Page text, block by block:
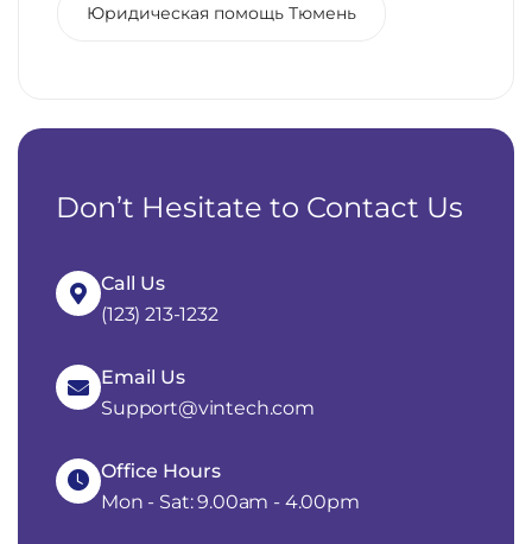
Юридическая помощь Тюмень
Don’t Hesitate to Contact Us
Call Us
(123) 213-1232
Email Us
Support@vintech.com
Office Hours
Mon - Sat: 9.00am - 4.00pm